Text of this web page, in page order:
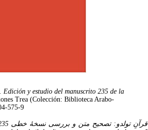
Edición y estudio del manuscrito 235 de la
Trea (Colección: Biblioteca Arabo-
575-9
قرآنِ تولدو: تصحیح متن و بررسی نسخۀ خطی 235 موجود در کتابخانۀ کاستیا لامانچا (اسپانیا)